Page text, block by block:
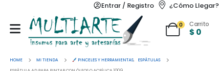
Entrar / Registro ¿Cómo Llegar?
0 Carrito
$ 0
HOME MI TIENDA PINCELES Y HERRAMIENTAS,
ESPÁTULAS